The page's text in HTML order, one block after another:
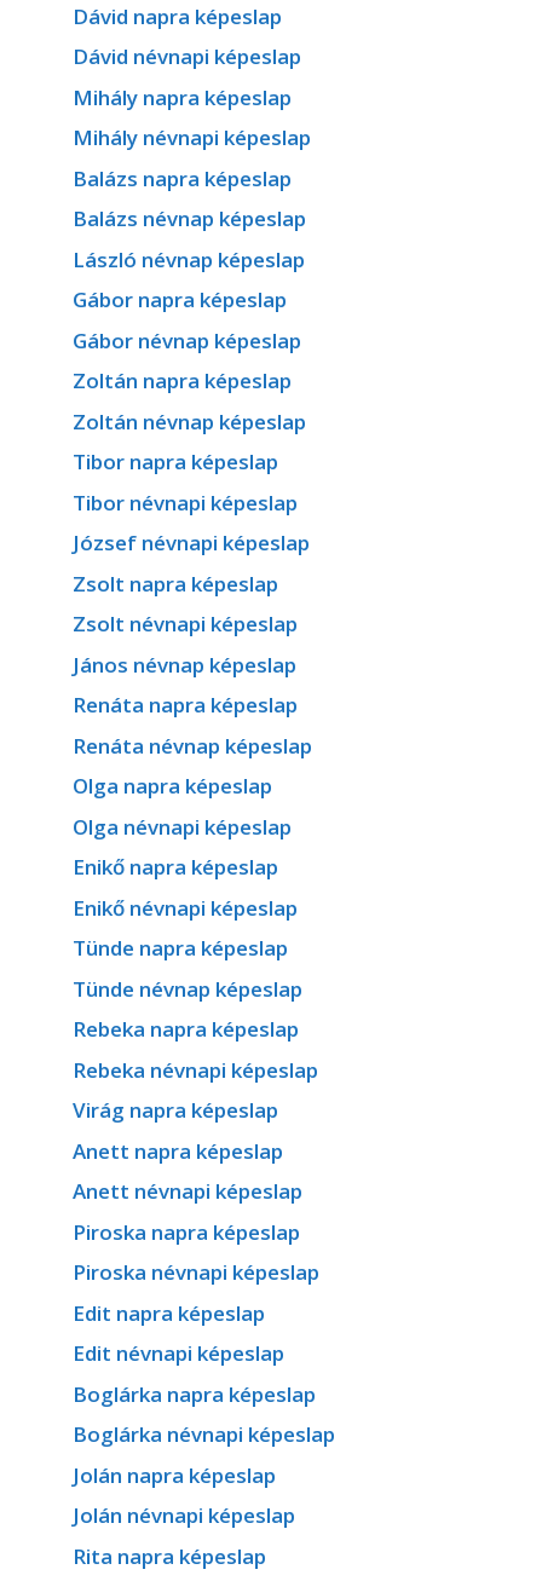
Dávid napra képeslap
Dávid névnapi képeslap
Mihály napra képeslap
Mihály névnapi képeslap
Balázs napra képeslap
Balázs névnap képeslap
László névnap képeslap
Gábor napra képeslap
Gábor névnap képeslap
Zoltán napra képeslap
Zoltán névnap képeslap
Tibor napra képeslap
Tibor névnapi képeslap
József névnapi képeslap
Zsolt napra képeslap
Zsolt névnapi képeslap
János névnap képeslap
Renáta napra képeslap
Renáta névnap képeslap
Olga napra képeslap
Olga névnapi képeslap
Enikő napra képeslap
Enikő névnapi képeslap
Tünde napra képeslap
Tünde névnap képeslap
Rebeka napra képeslap
Rebeka névnapi képeslap
Virág napra képeslap
Anett napra képeslap
Anett névnapi képeslap
Piroska napra képeslap
Piroska névnapi képeslap
Edit napra képeslap
Edit névnapi képeslap
Boglárka napra képeslap
Boglárka névnapi képeslap
Jolán napra képeslap
Jolán névnapi képeslap
Rita napra képeslap